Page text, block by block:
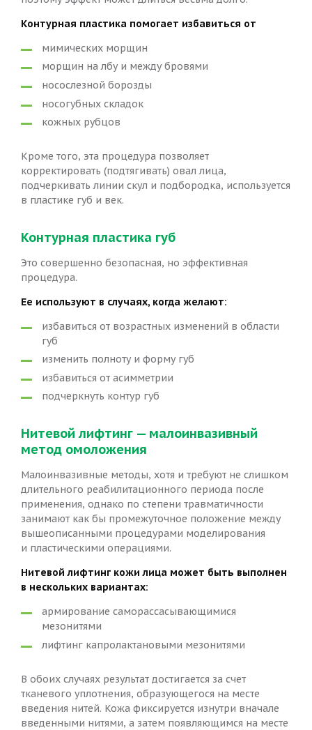
Контурная пластика помогает избавиться от
мимических морщин
морщин на лбу и между бровями
носослезной борозды
носогубных складок
кожных рубцов
Кроме того, эта процедура позволяет
корректировать (подтягивать) овал лица,
подчеркивать линии скул и подбородка, используется
в пластике губ и век.
Контурная пластика губ
Это совершенно безопасная, но эффективная
процедура.
Ее используют в случаях, когда желают:
избавиться от возрастных изменений в области
губ
изменить полноту и форму губ
избавиться от асимметрии
подчеркнуть контур губ
Нитевой лифтинг — малоинвазивный
метод омоложения
Малоинвазивные методы, хотя и требуют не слишком
длительного реабилитационного периода после
применения, однако по степени травматичности
занимают как бы промежуточное положение между
вышеописанными процедурами моделирования
и пластическими операциями.
Нитевой лифтинг кожи лица может быть выполнен
в нескольких вариантах:
армирование саморассасывающимися
мезонитями
лифтинг капролактановыми мезонитями
В обоих случаях результат достигается за счет
тканевого уплотнения, образующегося на месте
введения нитей. Кожа фиксируется изнутри вначале
введенными нитями, а затем появляющимся на месте